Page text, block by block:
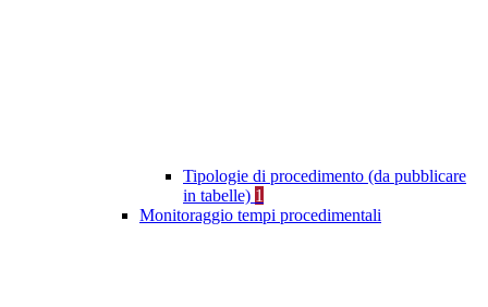
Tipologie di procedimento (da pubblicare
in tabelle) 1
Monitoraggio tempi procedimentali